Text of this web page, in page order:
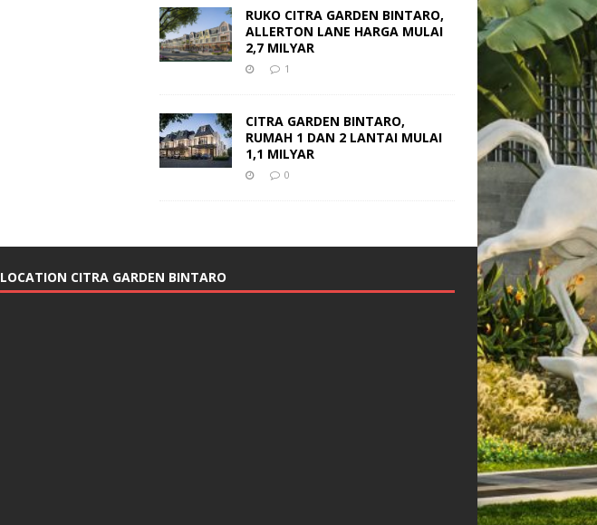
RUKO CITRA GARDEN BINTARO,
ALLERTON LANE HARGA MULAI
2,7 MILYAR
1
CITRA GARDEN BINTARO,
RUMAH 1 DAN 2 LANTAI MULAI
1,1 MILYAR
0
LOCATION CITRA GARDEN BINTARO